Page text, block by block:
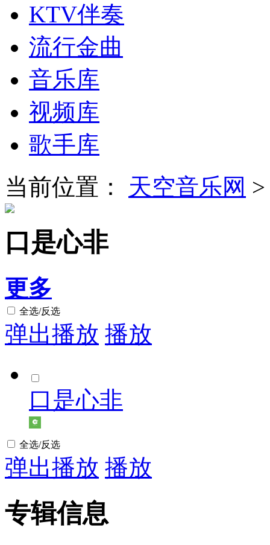
KTV伴奏
流行金曲
音乐库
视频库
歌手库
当前位置：
天空音乐网
口是心非
更多
全选/反选
弹出播放 播放
口是心非
全选/反选
弹出播放 播放
专辑信息